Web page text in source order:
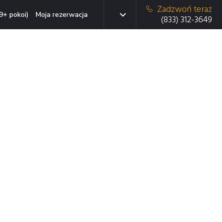
pokoi) Moja rezerwacja
Zadzwoń teraz
(833) 312-3649